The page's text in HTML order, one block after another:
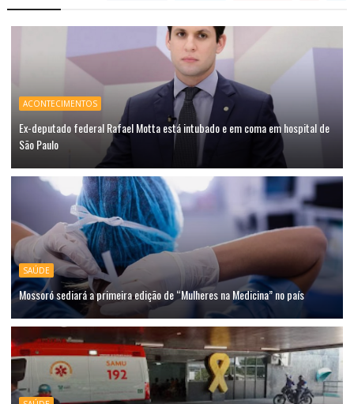
ACONTECIMENTOS
Ex-deputado federal Rafael Motta está intubado e em coma em hospital de
São Paulo
SAÚDE
Mossoró sediará a primeira edição de “Mulheres na Medicina” no país